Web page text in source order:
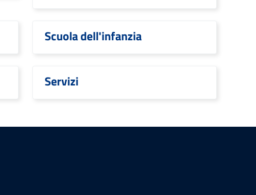
Scuola dell'infanzia
Servizi